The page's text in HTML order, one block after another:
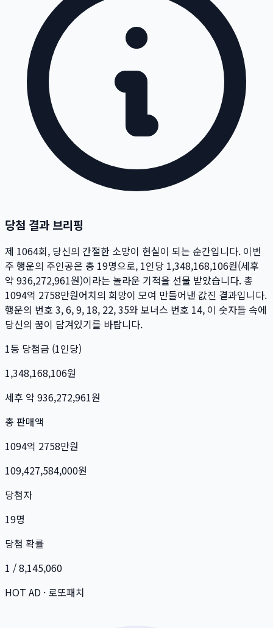
당첨 결과 브리핑
제 1064회, 당신의 간절한 소망이 현실이 되는 순간입니다. 이번
주 행운의 주인공은 총 19명으로, 1인당 1,348,168,106원(세후
약 936,272,961원)이라는 놀라운 기적을 선물 받았습니다. 총
1094억 2758만원어치의 희망이 모여 만들어낸 값진 결과입니다.
행운의 번호 3, 6, 9, 18, 22, 35와 보너스 번호 14, 이 숫자들 속에
당신의 꿈이 담겨있기를 바랍니다.
1등 당첨금 (1인당)
1,348,168,106원
세후 약 936,272,961원
총 판매액
1094억 2758만원
109,427,584,000원
당첨자
19명
당첨 확률
1 / 8,145,060
HOT AD · 로또패치